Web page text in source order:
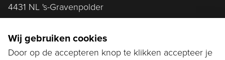
4431 NL 's-Gravenpolder
Wij gebruiken cookies
Door op de accepteren knop te klikken accepteer je